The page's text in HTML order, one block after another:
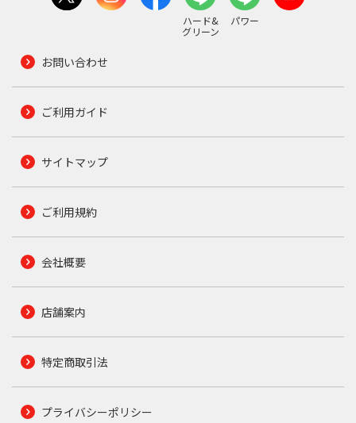
ハード&
グリーン
パワー
お問い合わせ
ご利用ガイド
サイトマップ
ご利用規約
会社概要
店舗案内
特定商取引法
プライバシーポリシー